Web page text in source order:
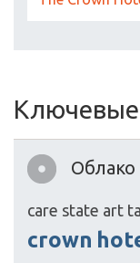
Ключевые
care state art
crown